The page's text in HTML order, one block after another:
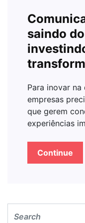
saindo
Para inovar
empresas
que gerem
experiências
Continue